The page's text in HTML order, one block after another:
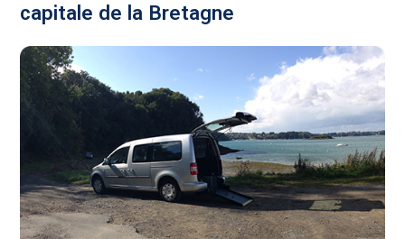
capitale de la Bretagne